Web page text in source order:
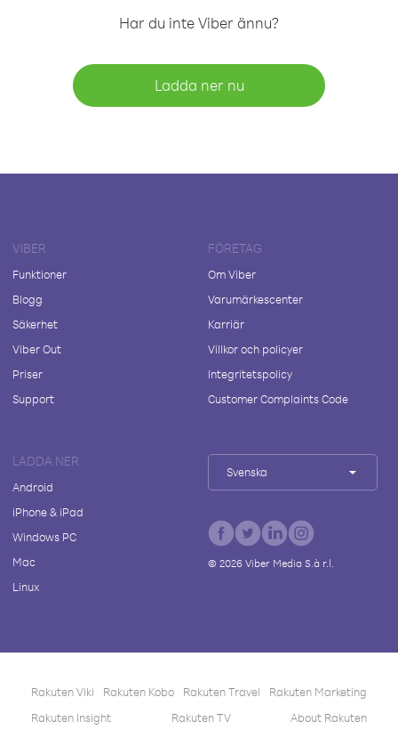
Har du inte Viber ännu?
Ladda ner nu
VIBER
Funktioner
Blogg
Säkerhet
Viber Out
Priser
Support
FÖRETAG
Om Viber
Varumärkescenter
Karriär
Villkor och policyer
Integritetspolicy
Customer Complaints Code
LADDA NER
Android
iPhone & iPad
Windows PC
Mac
Linux
Svenska
© 2026Viber Media S.à r.l.
Rakuten Viki Rakuten Kobo Rakuten Travel
Rakuten Marketing
Rakuten Insight
Rakuten TV About Rakuten